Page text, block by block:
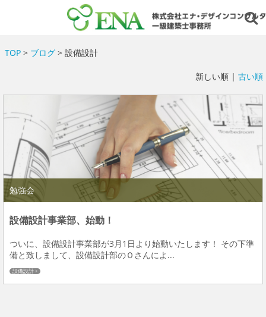
TOP> ブログ> 設備設計
新しい順 | 古い順
勉強会
設備設計事業部、始動！
ついに、設備設計事業部が3月1日より始動いたします！ その下準
備と致しまして、設備設計部のＯさんによ...
設備設計